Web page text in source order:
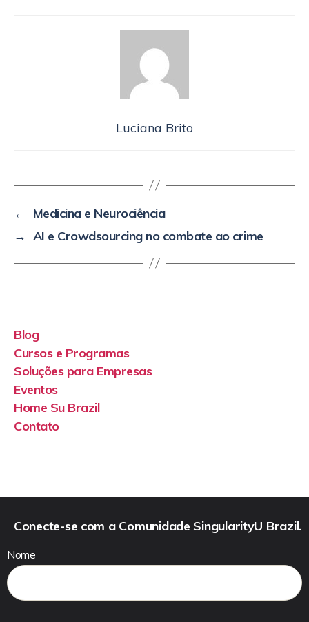
Luciana Brito
←
Medicina e Neurociência
→ AI e Crowdsourcing no combate ao crime
Blog
Cursos e Programas
Soluções para Empresas
Eventos
Home Su Brazil
Contato
Conecte-se com a Comunidade SingularityU Brazil.
Nome